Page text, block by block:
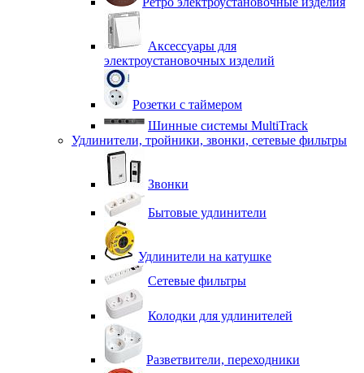
Аксессуары для
электроустановочных изделий
Розетки с таймером
Шинные системы MultiTrack
Удлинители, тройники, звонки, сетевые фильтры
Звонки
Бытовые удлинители
Удлинители на катушке
Сетевые фильтры
Колодки для удлинителей
Разветвители, переходники